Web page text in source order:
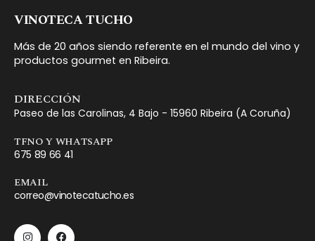
VINOTECA TUCHO
Más de 20 años siendo referente en el mundo del vino y
productos gourmet en Ribeira.
DIRECCIÓN
Paseo de las Carolinas, 4 Bajo - 15960 Ribeira (A Coruña)
TFNO Y WHATSAPP
675 89 66 41
EMAIL
correo@vinotecatucho.es